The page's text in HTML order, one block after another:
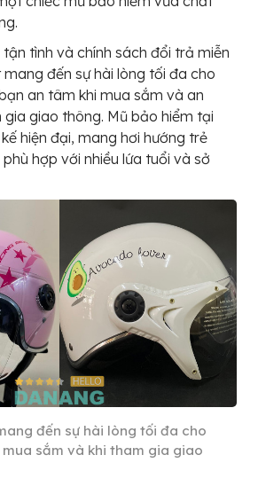
tình và chính sách đổi trả miễn
đến sự hài lòng tối đa cho
an tâm khi mua sắm và an
giao thông. Mũ bảo hiểm tại
hiện đại, mang hơi hướng trẻ
hợp với nhiều lứa tuổi và sở
đến sự hài lòng tối đa cho
sắm và khi tham gia giao